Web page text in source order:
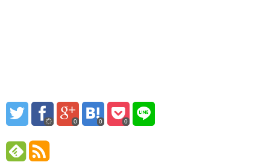
0 0 0